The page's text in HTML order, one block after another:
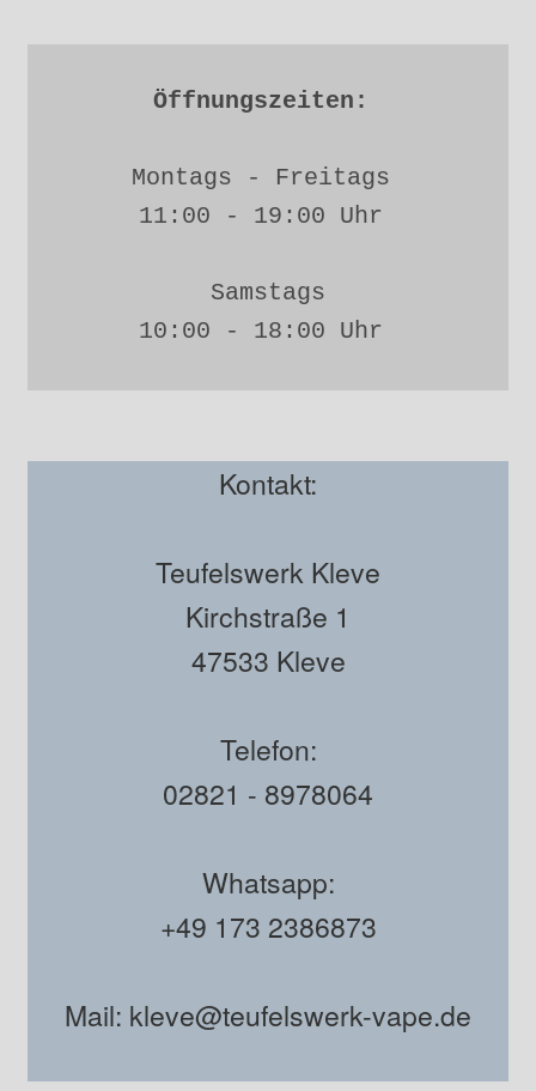
Öffnungszeiten:
Montags - Freitags
11:00 - 19:00 Uhr
Samstags
10:00 - 18:00 Uhr
Kontakt:
Teufelswerk Kleve
Kirchstraße 1
47533 Kleve
Telefon:
02821 - 8978064
Whatsapp:
+49 173 2386873
Mail: kleve@teufelswerk-vape.de